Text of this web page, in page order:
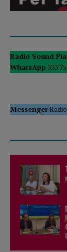
Radio Sound
WhatsApp 333
Messenger